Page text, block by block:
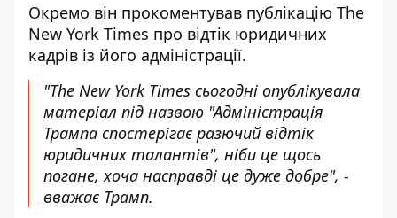
Окремо він прокоментував публікацію The
New York Times про відтік юридичних
кадрів із його адміністрації.
"The New York Times сьогодні опублікувала
матеріал під назвою "Адміністрація
Трампа спостерігає разючий відтік
юридичних талантів", ніби це щось
погане, хоча насправді це дуже добре", -
вважає Трамп.